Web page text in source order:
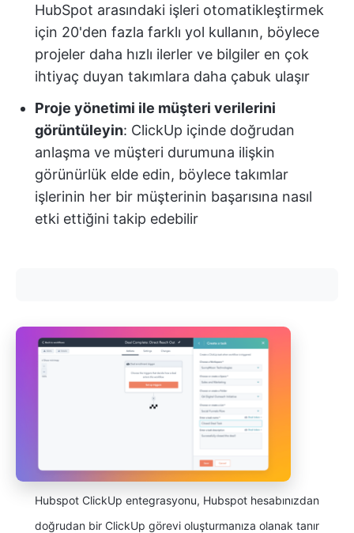
HubSpot arasındaki işleri otomatikleştirmek
için 20'den fazla farklı yol kullanın, böylece
projeler daha hızlı ilerler ve bilgiler en çok
ihtiyaç duyan takımlara daha çabuk ulaşır
Proje yönetimi ile müşteri verilerini
görüntüleyin: ClickUp içinde doğrudan
anlaşma ve müşteri durumuna ilişkin
görünürlük elde edin, böylece takımlar
işlerinin her bir müşterinin başarısına nasıl
etki ettiğini takip edebilir
Hubspot ClickUp entegrasyonu, Hubspot hesabınızdan
doğrudan bir ClickUp görevi oluşturmanıza olanak tanır